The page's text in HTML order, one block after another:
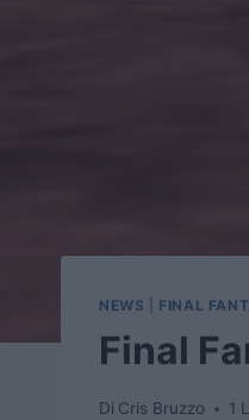
NEWS FINAL
Final
Di Cris Bruzzo 1